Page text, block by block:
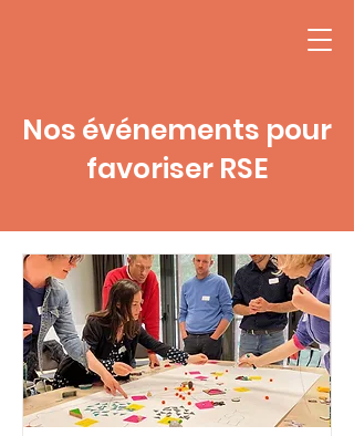
Nos événements pour
favoriser RSE